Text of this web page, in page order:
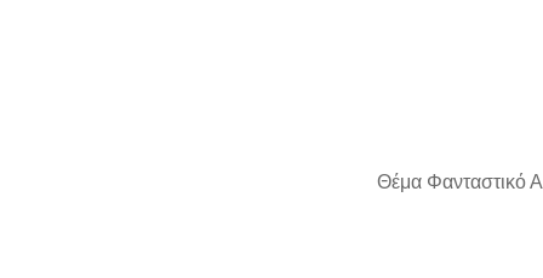
Θέμα Φανταστικό